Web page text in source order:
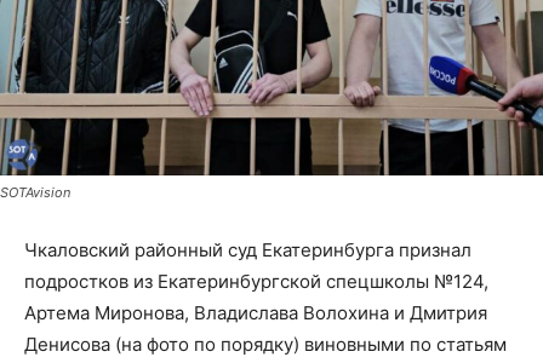
SOTAvision
Чкаловский районный суд Екатеринбурга признал
подростков из Екатеринбургской спецшколы №124,
Артема Миронова, Владислава Волохина и Дмитрия
Денисова (на фото по порядку) виновными по статьям